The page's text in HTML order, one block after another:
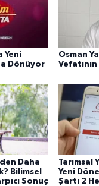
Yeni
Dönüyor
Osman
Vefatının
Daha
Bilimsel
Sonuç
Tarımsal
Yeni
Şartı 2